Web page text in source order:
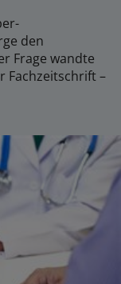
den
Frage wandte
Fachzeitschrift –